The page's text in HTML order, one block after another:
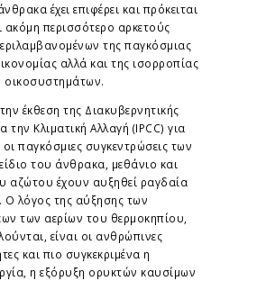
έχει επιφέρει και πρόκειται
ακόμη περισσότερο αρκετούς
της παγκόσμιας
αλλά και της ισορροπίας
έκθεση της Διακυβερνητικής
την Κλιματική Αλλαγή (IPCC) για
παγκόσμιες συγκεντρώσεις των
του άνθρακα, μεθάνιο και
αζώτου έχουν αυξηθεί ραγδαία
Ο λόγος της αύξησης των
των αερίων του θερμοκηπίου,
είναι οι ανθρώπινες
και πιο συγκεκριμένα η
η εξόρυξη ορυκτών καυσίμων